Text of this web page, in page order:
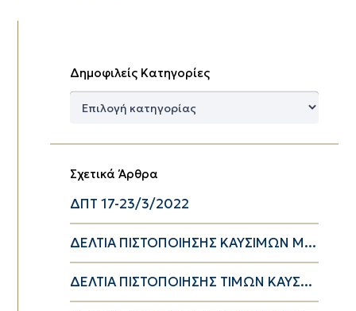
Δημοφιλείς Κατηγορίες
Δημοφιλείς
Σχετικά Άρθρα
ΔΠΤ 17-23/3/2022
ΔΕΛΤΙΑ ΠΙΣΤΟΠΟΙΗΣΗΣ ΚΑΥΣΙΜΩΝ Μ...
ΔΕΛΤΙΑ ΠΙΣΤΟΠΟΙΗΣΗΣ ΤΙΜΩΝ ΚΑΥΣ...